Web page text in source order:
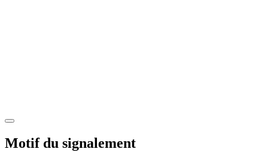
Motif du signalement